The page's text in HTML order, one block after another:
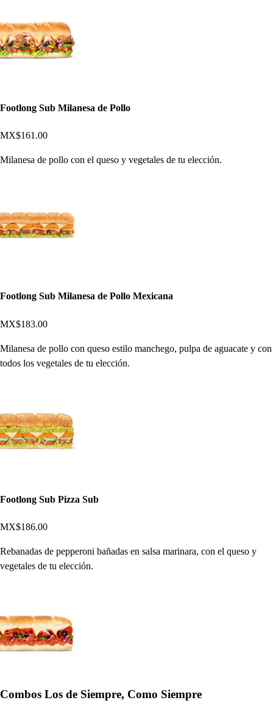
Footlong Sub Milanesa de Pollo
MX$161.00
Milanesa de pollo con el queso y vegetales de tu elección.
Footlong Sub Milanesa de Pollo Mexicana
MX$183.00
Milanesa de pollo con queso estilo manchego, pulpa de aguacate y con
todos los vegetales de tu elección.
Footlong Sub Pizza Sub
MX$186.00
Rebanadas de pepperoni bañadas en salsa marinara, con el queso y
vegetales de tu elección.
Combos Los de Siempre, Como Siempre